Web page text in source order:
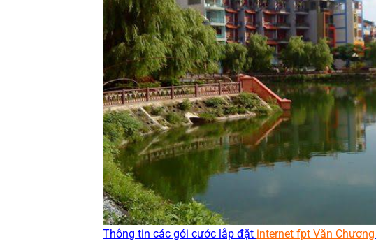
Thông tin các gói cước lắp đặt internet fpt Văn Chương